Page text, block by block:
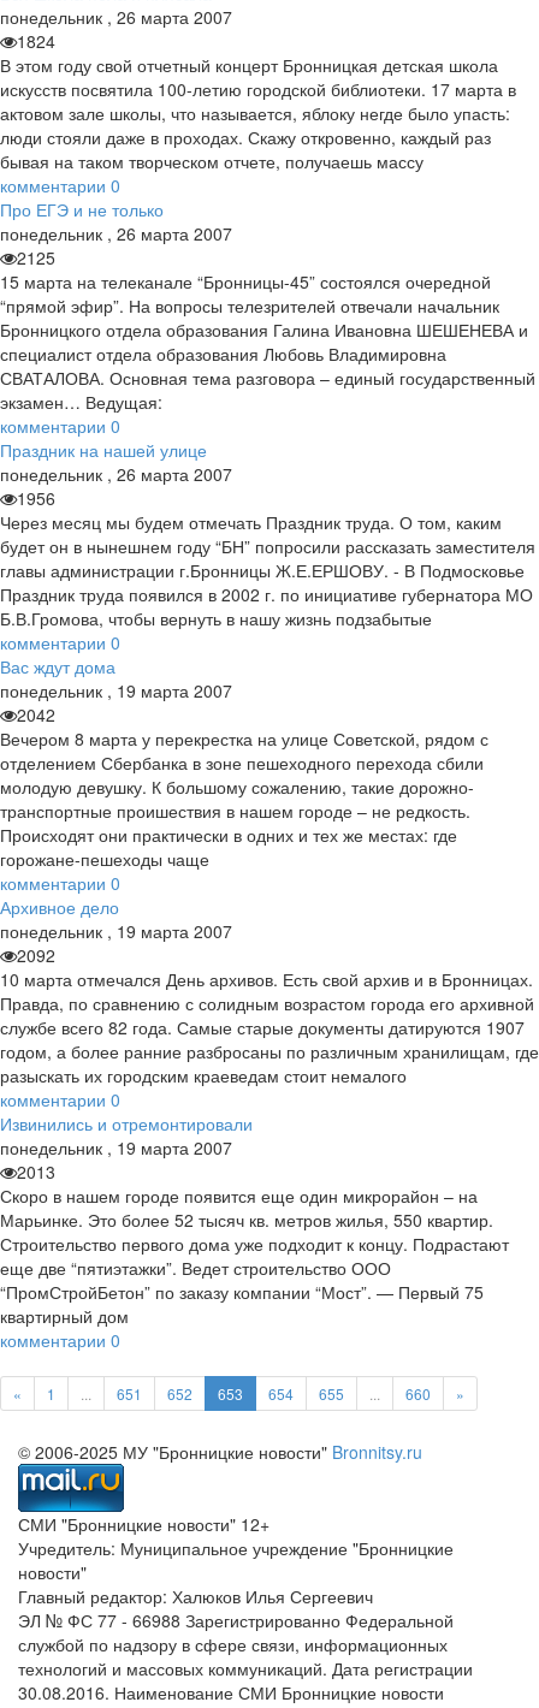
понедельник , 26 марта 2007
1824
В этом году свой отчетный концерт Бронницкая детская школа
искусств посвятила 100-летию городской библиотеки. 17 марта в
актовом зале школы, что называется, яблоку негде было упасть:
люди стояли даже в проходах. Скажу откровенно, каждый раз
бывая на таком творческом отчете, получаешь массу
комментарии 0
Про ЕГЭ и не только
понедельник , 26 марта 2007
2125
15 марта на телеканале “Бронницы-45” состоялся очередной
“прямой эфир”. На вопросы телезрителей отвечали начальник
Бронницкого отдела образования Галина Ивановна ШЕШЕНЕВА и
специалист отдела образования Любовь Владимировна
СВАТАЛОВА. Основная тема разговора – единый государственный
экзамен… Ведущая:
комментарии 0
Праздник на нашей улице
понедельник , 26 марта 2007
1956
Через месяц мы будем отмечать Праздник труда. О том, каким
будет он в нынешнем году “БН” попросили рассказать заместителя
главы администрации г.Бронницы Ж.Е.ЕРШОВУ. - В Подмосковье
Праздник труда появился в 2002 г. по инициативе губернатора МО
Б.В.Громова, чтобы вернуть в нашу жизнь подзабытые
комментарии 0
Вас ждут дома
понедельник , 19 марта 2007
2042
Вечером 8 марта у перекрестка на улице Советской, рядом с
отделением Сбербанка в зоне пешеходного перехода сбили
молодую девушку. К большому сожалению, такие дорожно-
транспортные проишествия в нашем городе – не редкость.
Происходят они практически в одних и тех же местах: где
горожане-пешеходы чаще
комментарии 0
Архивное дело
понедельник , 19 марта 2007
2092
10 марта отмечался День архивов. Есть свой архив и в Бронницах.
Правда, по сравнению с солидным возрастом города его архивной
службе всего 82 года. Самые старые документы датируются 1907
годом, а более ранние разбросаны по различным хранилищам, где
разыскать их городским краеведам стоит немалого
комментарии 0
Извинились и отремонтировали
понедельник , 19 марта 2007
2013
Скоро в нашем городе появится еще один микрорайон – на
Марьинке. Это более 52 тысяч кв. метров жилья, 550 квартир.
Строительство первого дома уже подходит к концу. Подрастают
еще две “пятиэтажки”. Ведет строительство ООО
“ПромСтройБетон” по заказу компании “Мост”. — Первый 75
квартирный дом
комментарии 0
« 1 651 652 653 654 655 660 »
© 2006-2025 МУ "Бронницкие новости" Bronnitsy.ru
СМИ "Бронницкие новости" 12+
Учредитель: Муниципальное учреждение "Бронницкие
новости"
Главный редактор: Халюков Илья Сергеевич
ЭЛ № ФС 77 - 66988 Зарегистрированно Федеральной
службой по надзору в сфере связи, информационных
технологий и массовых коммуникаций. Дата регистрации
30.08.2016. Наименование СМИ Бронницкие новости